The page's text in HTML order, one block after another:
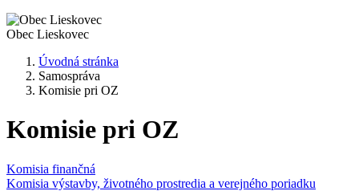
Obec Lieskovec
Úvodná stránka
Samospráva
Komisie pri OZ
Komisie pri OZ
Komisia finančná
Komisia výstavby, životného prostredia a verejného poriadku